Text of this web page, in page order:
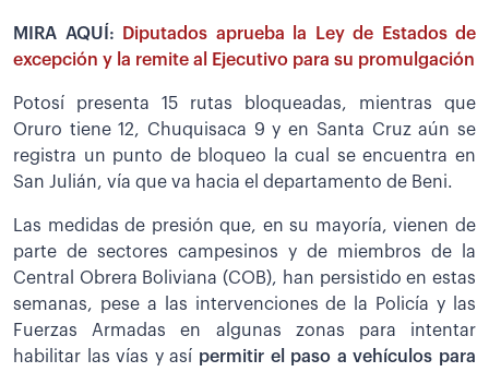
MIRA AQUÍ:
Diputados aprueba la Ley de Estados de
excepción y la remite al Ejecutivo para su promulgación
Potosí presenta 15 rutas bloqueadas, mientras que
Oruro tiene 12, Chuquisaca 9 y en Santa Cruz aún se
registra un punto de bloqueo la cual se encuentra en
San Julián, vía que va hacia el departamento de Beni.
Las medidas de presión que, en su mayoría, vienen de
parte de sectores campesinos y de miembros de la
Central Obrera Boliviana (COB), han persistido en estas
semanas, pese a las intervenciones de la Policía y las
Fuerzas Armadas en algunas zonas para intentar
habilitar las vías y así permitir el paso a vehículos para